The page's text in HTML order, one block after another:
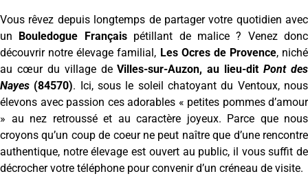
Vous rêvez depuis longtemps de partager votre quotidien avec
un Bouledogue Françaispétillant de malice ? Venez donc
découvrir notre élevage familial, Les Ocres de Provence, niché
au cœur du village deVilles-sur-Auzon, au lieu-ditPont des
Nayes (84570). Ici, sous le soleil chatoyant du Ventoux, nous
élevons avec passion ces adorables « petites pommes d’amour
» au nez retroussé et au caractère joyeux. Parce que nous
croyons qu’un coup de coeur ne peut naître que d’une rencontre
authentique, notre élevage est ouvert au public, il vous suffit de
décrocher votre téléphone pour convenir d’un créneau de visite.